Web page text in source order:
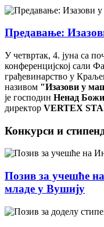
Предавање:
У четвртак, 4. јуна са
конференцијској сали
грађевинарство у
називом "Изазови у
је господин Ненад
директор VERTEX
Конкурси и
Позив за учешће
младе у Вушију